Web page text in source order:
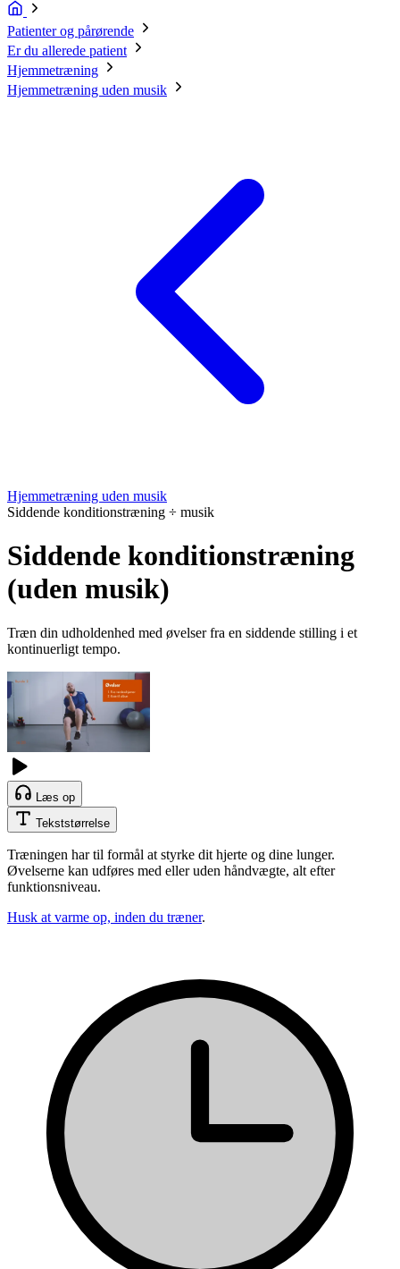
Patienter og pårørende
Er du allerede patient
Hjemmetræning
Hjemmetræning uden musik
Hjemmetræning uden musik
Siddende konditionstræning ÷ musik
Siddende konditionstræning
(uden musik)
Træn din udholdenhed med øvelser fra en siddende stilling i et
kontinuerligt tempo.
Læs op
Tekststørrelse
Træningen har til formål at styrke dit hjerte og dine lunger.
Øvelserne kan udføres med eller uden håndvægte, alt efter
funktionsniveau.
Husk at varme op, inden du træner.